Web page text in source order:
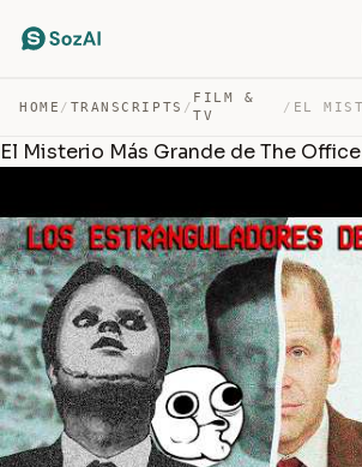
HOME / TRANSCRIPTS /
FILM &
TV
/
El Misterio Más Grande de The Office